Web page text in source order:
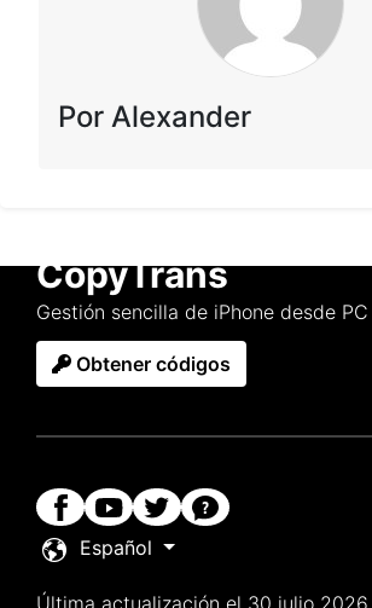
Por Alexander
CopyTrans
Gestión sencilla de iPhone desde PC
Obtener códigos
Español